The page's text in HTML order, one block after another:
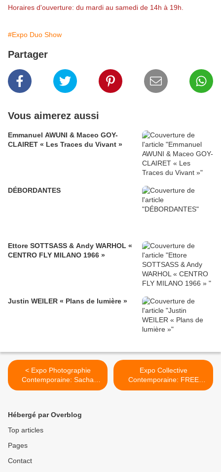
Horaires d'ouverture: du mardi au samedi de 14h à 19h.
#Expo Duo Show
Partager
Vous aimerez aussi
Emmanuel AWUNI & Maceo GOY-
CLAIRET « Les Traces du Vivant »
DÉBORDANTES
Ettore SOTTSASS & Andy WARHOL «
CENTRO FLY MILANO 1966 »
Justin WEILER « Plans de lumière »
< Expo Photographie
Contemporaine: Sacha
GOLDBERGER "Meet my
Expo Collective
Contemporaine: FREE
ADMISSION >
Hébergé par Overblog
Top articles
Pages
Contact